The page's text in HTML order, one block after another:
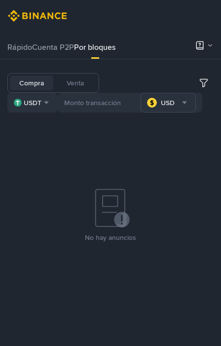
RápidoCuenta P2PPor bloques
Compra Venta
USDT USD
No hay anuncios